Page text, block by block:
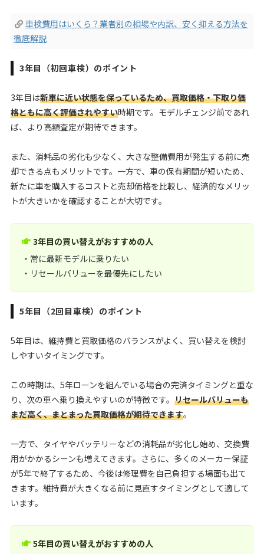
車検費用はいくら？業者別の相場や内訳、安く抑える方法を
徹底解説
3年目（初回車検）のポイント
3年目は新車に近い状態を保っているため、買取価格・下取り価
格ともに高く評価されやすい時期です。モデルチェンジ前であれ
ば、より高額査定が期待できます。
また、消耗品の劣化も少なく、大きな整備費用が発生する前に売
却できる点もメリットです。一方で、車の保有期間が短いため、
新たに車を購入するコストと売却価格を比較し、経済的なメリッ
トが大きいかを確認することが大切です。
3年目の買い替えがおすすめの人
・常に最新モデルに乗りたい
・リセールバリューを最優先にしたい
5年目（2回目車検）のポイント
5年目は、維持費と買取価格のバランスがよく、買い替えを検討
しやすいタイミングです。
この時期は、5年ローンを組んでいる場合の完済タイミングと重な
り、次の車へ乗り換えやすいのが特徴です。 リセールバリューも
まだ高く、まとまった買取価格が期待できます。
一方で、タイヤやバッテリーなどの消耗品が劣化し始め、交換費
用がかかるシーンも増えてきます。さらに、多くのメーカー保証
が5年で終了するため、今後は修理費を自己負担する場面も出て
きます。維持費が大きくなる前に見直すタイミングとして適して
います。
5年目の買い替えがおすすめの人